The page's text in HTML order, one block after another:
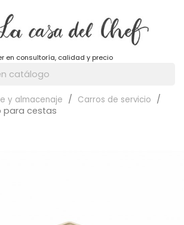
en consultoría, calidad y precio
y almacenaje Carros de servicio
para cestas